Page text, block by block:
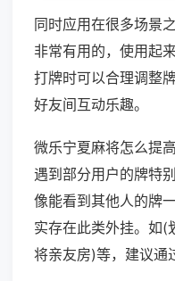
同时应用在很多场景
非常有用的，使用起
打牌时可以合理调整
好友间互动乐趣。
微乐宁夏麻将怎么提
遇到部分用户的牌特
像能看到其他人的牌
实存在此类外挂。如(
将亲友房)等，建议通